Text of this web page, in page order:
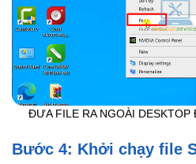
ĐƯA FILE RA NGOÀI DESKTOP
Bước 4: Khởi chạy file